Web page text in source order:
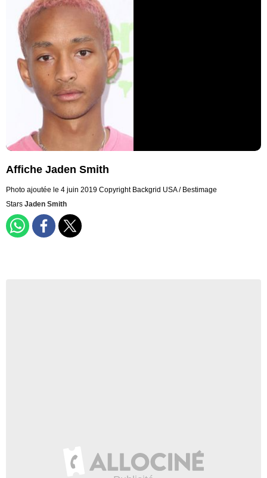
Affiche Jaden Smith
Photo ajoutée le 4 juin 2019 Copyright Backgrid USA / Bestimage
Stars Jaden Smith